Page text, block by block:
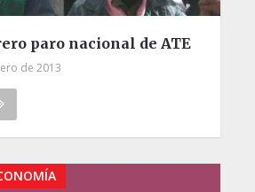
paro nacional de ATE
de 2013